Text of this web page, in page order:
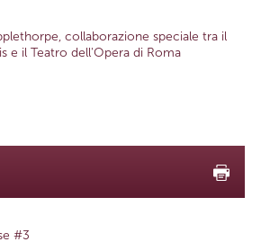
collaborazione speciale tra il
e il Teatro dell'Opera di Roma
#3